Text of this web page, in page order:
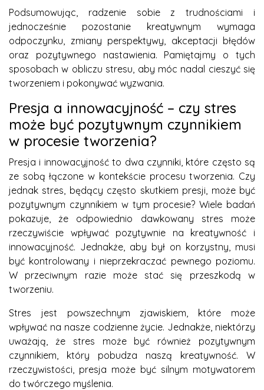
Podsumowując, radzenie sobie z trudnościami i
jednocześnie pozostanie kreatywnym wymaga
odpoczynku, zmiany perspektywy, akceptacji błędów
oraz pozytywnego nastawienia. Pamiętajmy o tych
sposobach w obliczu stresu, aby móc nadal cieszyć się
tworzeniem i pokonywać wyzwania.
Presja a innowacyjność – czy stres
może być pozytywnym czynnikiem
w procesie tworzenia?
Presja i innowacyjność to dwa czynniki, które często są
ze sobą łączone w kontekście procesu tworzenia. Czy
jednak stres, będący często skutkiem presji, może być
pozytywnym czynnikiem w tym procesie? Wiele badań
pokazuje, że odpowiednio dawkowany stres może
rzeczywiście wpływać pozytywnie na kreatywność i
innowacyjność. Jednakże, aby był on korzystny, musi
być kontrolowany i nieprzekraczać pewnego poziomu.
W przeciwnym razie może stać się przeszkodą w
tworzeniu.
Stres jest powszechnym zjawiskiem, które może
wpływać na nasze codzienne życie. Jednakże, niektórzy
uważają, że stres może być również pozytywnym
czynnikiem, który pobudza naszą kreatywność. W
rzeczywistości, presja może być silnym motywatorem
do twórczego myślenia.